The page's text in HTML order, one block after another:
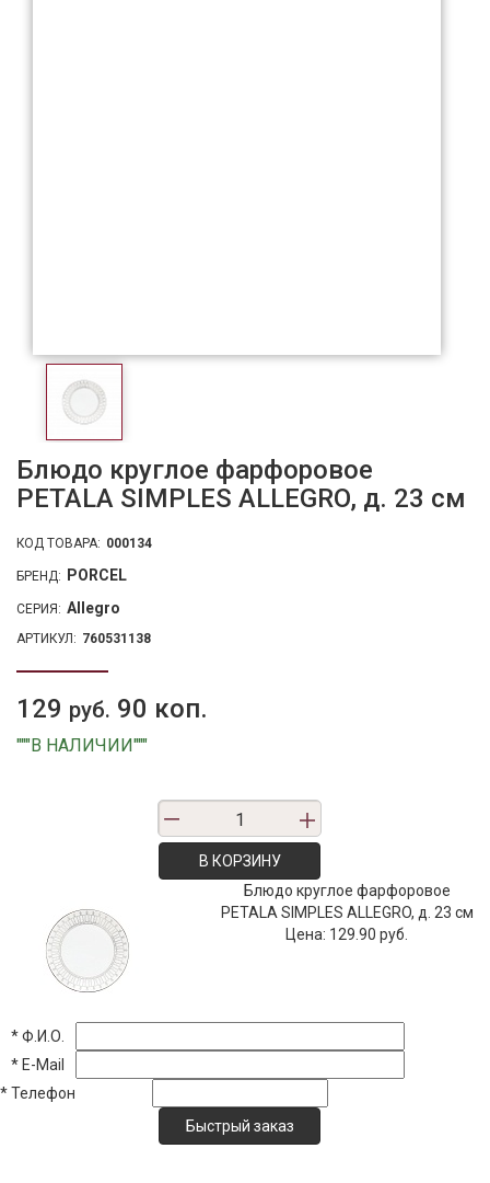
Блюдо круглое фарфоровое
PETALA SIMPLES ALLEGRO, д. 23 см
КОД ТОВАРА: 000134
БРЕНД: PORCEL
СЕРИЯ: Allegro
АРТИКУЛ: 760531138
129 руб. 90 коп.
"""В НАЛИЧИИ"""
В КОРЗИНУ
Блюдо круглое фарфоровое
PETALA SIMPLES ALLEGRO, д. 23 см
Цена: 129.90 руб.
*Ф.И.О.
* E-Mail
*Телефон